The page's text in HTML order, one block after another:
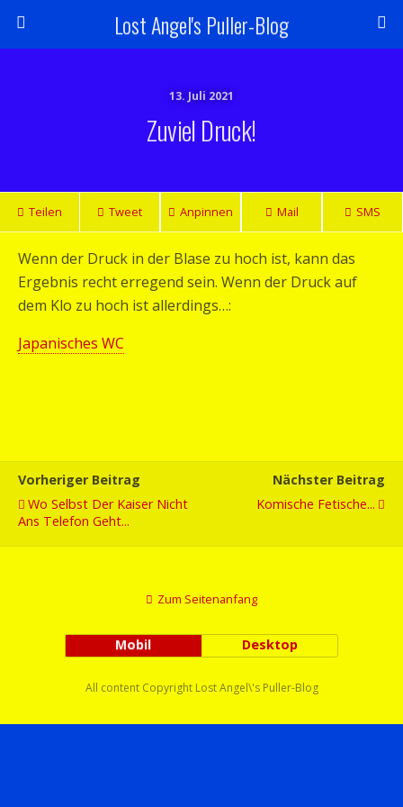
Lost Angel's Puller-Blog
13. Juli 2021
Zuviel Druck!
Teilen Tweet Anpinnen Mail SMS
Wenn der Druck in der Blase zu hoch ist, kann das
Ergebnis recht erregend sein. Wenn der Druck auf
dem Klo zu hoch ist allerdings…:
Japanisches WC
Vorheriger Beitrag
Wo Selbst Der Kaiser Nicht
Ans Telefon Geht...
Nächster Beitrag
Komische Fetische...
Zum Seitenanfang
Mobil Desktop
All content Copyright Lost Angel\'s Puller-Blog